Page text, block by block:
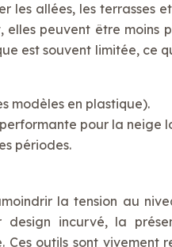
les allées, les terrasses
peuvent être moins
est souvent limitée, ce
modèles en plastique).
pour la neige
périodes.
la tension au
incurvé, la
outils sont vivement